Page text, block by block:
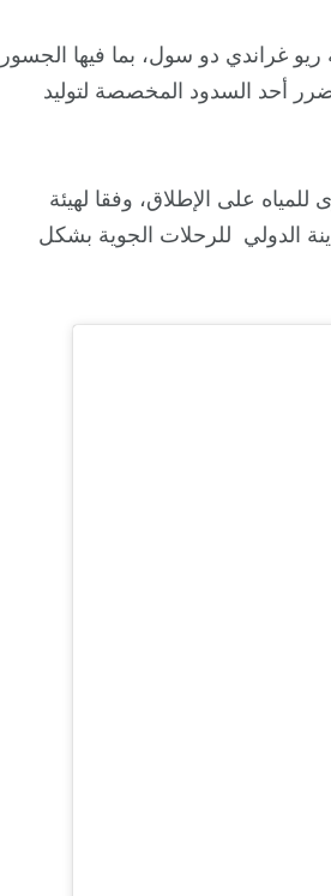
ريو غراندي دو سول، بما فيها الجسور
أحد السدود المخصصة لتوليد
على الإطلاق، وفقا لهيئة
الدولي للرحلات الجوية بشكل